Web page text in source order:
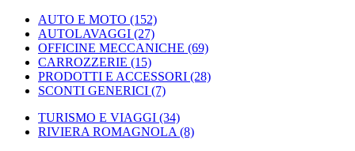
AUTO E MOTO (152)
AUTOLAVAGGI (27)
OFFICINE MECCANICHE (69)
CARROZZERIE (15)
PRODOTTI E ACCESSORI (28)
SCONTI GENERICI (7)
TURISMO E VIAGGI (34)
RIVIERA ROMAGNOLA (8)